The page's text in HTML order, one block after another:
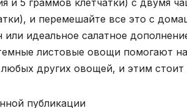
и 5 граммов клетчатки) с двумя
и перемешайте все это с
идеальное салатное
листовые овощи помогают
других овощей, и этим стоит
публикации